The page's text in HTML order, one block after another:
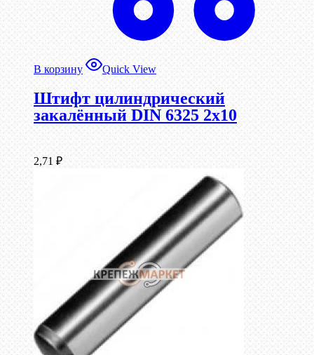
В корзину Quick View
Штифт цилиндрический
закалённый DIN 6325 2х10
2,71 ₽